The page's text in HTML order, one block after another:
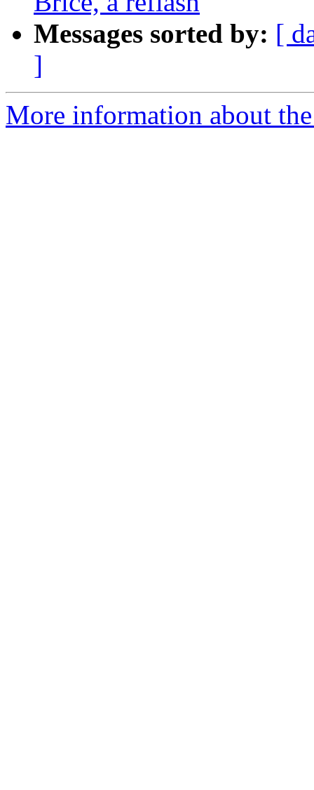
Messages sorted by: [
]
More information about